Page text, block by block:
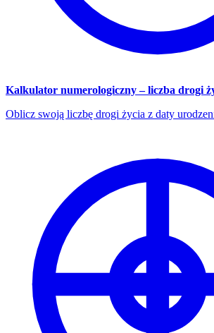
Kalkulator numerologiczny – liczba drogi
Oblicz swoją liczbę drogi życia z daty